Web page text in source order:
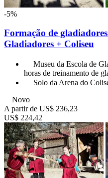
-5%
Formação de
Gladiadores + Coliseu
Museu da Escola de
horas de treinamento de
Solo da Arena do
Novo
A partir de US$ 236,23
US$ 224,42